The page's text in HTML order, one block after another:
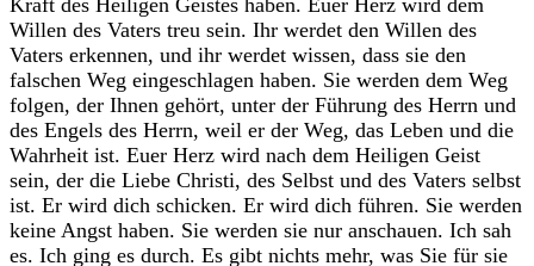
Kraft des Heiligen Geistes haben. Euer Herz wird dem
Willen des Vaters treu sein. Ihr werdet den Willen des
Vaters erkennen, und ihr werdet wissen, dass sie den
falschen Weg eingeschlagen haben. Sie werden dem Weg
folgen, der Ihnen gehört, unter der Führung des Herrn und
des Engels des Herrn, weil er der Weg, das Leben und die
Wahrheit ist. Euer Herz wird nach dem Heiligen Geist
sein, der die Liebe Christi, des Selbst und des Vaters selbst
ist. Er wird dich schicken. Er wird dich führen. Sie werden
keine Angst haben. Sie werden sie nur anschauen. Ich sah
es. Ich ging es durch. Es gibt nichts mehr, was Sie für sie